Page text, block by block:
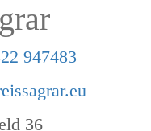
947483
36